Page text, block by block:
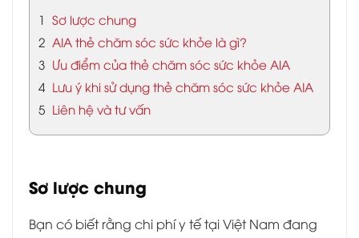
1 Sơ lược chung
2 AIA thẻ chăm sóc sức khỏe là gì?
3 Ưu điểm của thẻ chăm sóc sức khỏe AIA
4 Lưu ý khi sử dụng thẻ chăm sóc sức khỏe AIA
5 Liên hệ và tư vấn
Sơ lược chung
Bạn có biết rằng chi phí y tế tại Việt Nam đang